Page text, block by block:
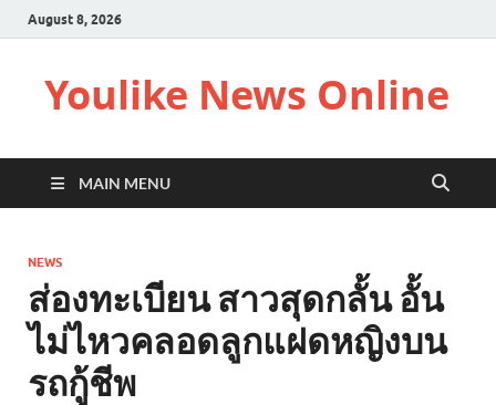
August 8, 2026
Youlike News Online
MAIN MENU
NEWS
ส่องทะเบียน สาวสุดกลั้น อั้น
ไม่ไหวคลอดลูกแฝดหญิงบน
รถกู้ชีพ